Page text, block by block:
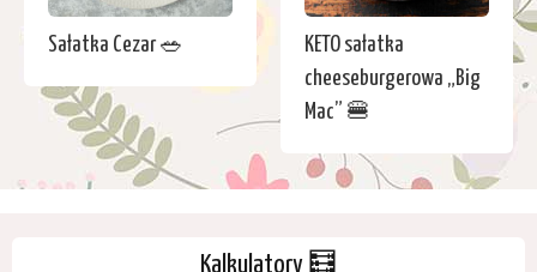
Sałatka Cezar 🥗
KETO sałatka
cheeseburgerowa „Big
Mac” 🍔
Kalkulatory 🧮